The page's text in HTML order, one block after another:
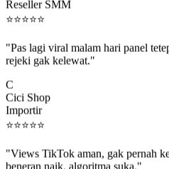
⭐⭐⭐⭐⭐
rejeki gak kelewat."
Cici Shop
Importir
⭐⭐⭐⭐⭐
beneran naik, algoritma suka."